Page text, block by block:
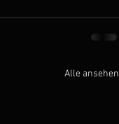
Alle ansehen